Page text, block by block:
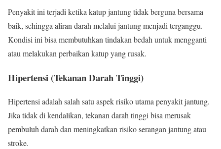
Penyakit ini terjadi ketika katup jantung tidak berguna bersama
baik, sehingga aliran darah melalui jantung menjadi terganggu.
Kondisi ini bisa membutuhkan tindakan bedah untuk mengganti
atau melakukan perbaikan katup yang rusak.
Hipertensi (Tekanan Darah Tinggi)
Hipertensi adalah salah satu aspek risiko utama penyakit jantung.
Jika tidak di kendalikan, tekanan darah tinggi bisa merusak
pembuluh darah dan meningkatkan risiko serangan jantung atau
stroke.